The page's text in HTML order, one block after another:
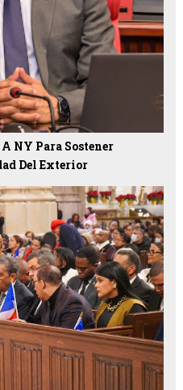
NY Para Sostener
Del Exterior